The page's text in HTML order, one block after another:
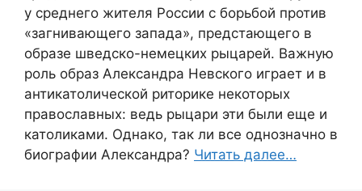
у среднего жителя России с борьбой против
«загнивающего запада», предстающего в
образе шведско-немецких рыцарей. Важную
роль образ Александра Невского играет и в
антикатолической риторике некоторых
православных: ведь рыцари эти были еще и
католиками. Однако, так ли все однозначно в
биографии Александра? Читать далее…